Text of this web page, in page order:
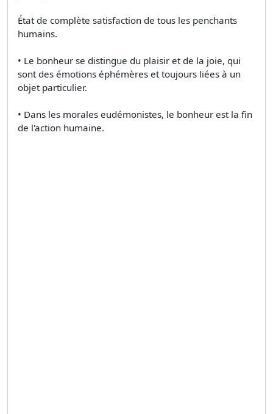
État de complète satisfaction de tous les penchants
humains.
• Le bonheur se distingue du plaisir et de la joie, qui
sont des émotions éphémères et toujours liées à un
objet particulier.
• Dans les morales eudémonistes, le bonheur est la fin
de l'action humaine.